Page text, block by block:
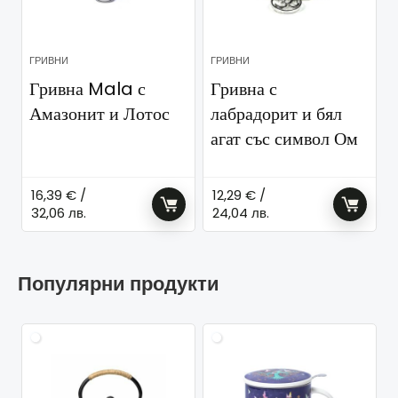
ГРИВНИ
Гривна Mala с
Амазонит и Лотос
16,39€ /
32,06 лв.
ГРИВНИ
Гривна с
лабрадорит и бял
агат със символ Ом
12,29€ /
24,04 лв.
Популярни продукти